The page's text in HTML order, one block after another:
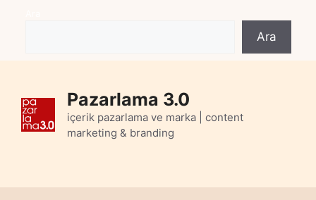
Ara
Pazarlama 3.0
içerik pazarlama ve marka | content
marketing & branding